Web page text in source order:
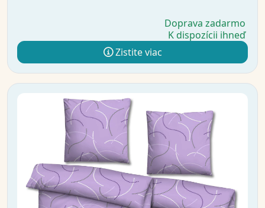
Doprava zadarmo
K dispozícii ihneď
Zistite viac